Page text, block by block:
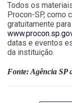
Todos os
Procon-SP, como
gratuitamente
datas e eventos
da instituição.
Fonte: Agência SP